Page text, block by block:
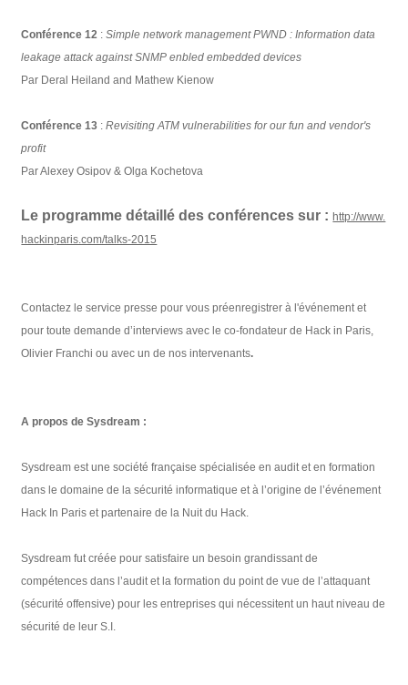
Conférence 12 :Simple network management PWND : Information data
leakage attack against SNMP enbled embedded devices
Par Deral Heiland and Mathew Kienow
Conférence 13 :Revisiting ATM vulnerabilities for our fun and vendor's
profit
Par Alexey Osipov & Olga Kochetova
Le programme détaillé des conférences sur : http://www.
hackinparis.com/talks-2015
Contactez le service presse pour vous préenregistrer à l'événement et
pour toute demande d’interviews avec le co-fondateur de Hack in Paris,
Olivier Franchi ou avec un de nos intervenants.
A propos de Sysdream :
Sysdream est une société française spécialisée en audit et en formation
dans le domaine de la sécurité informatique et à l’origine de l’événement
Hack In Paris et partenaire de la Nuit du Hack.
Sysdream fut créée pour satisfaire un besoin grandissant de
compétences dans l’audit et la formation du point de vue de l’attaquant
(sécurité offensive) pour les entreprises qui nécessitent un haut niveau de
sécurité de leur S.I.